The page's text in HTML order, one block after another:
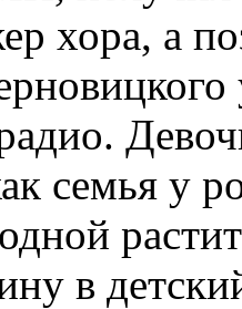
хора, а
семья у
в